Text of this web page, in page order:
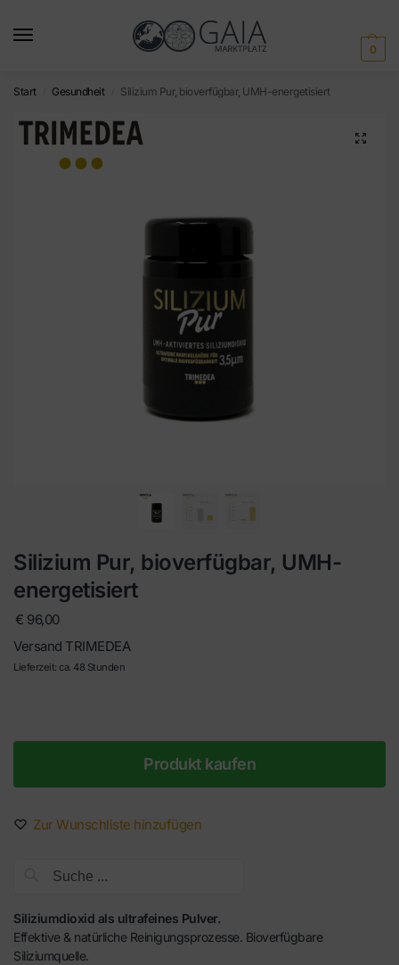
0
Start Gesundheit Silizium Pur, bioverfügbar, UMH-energetisiert
Silizium Pur, bioverfügbar, UMH-
energetisiert
€ 96,00
Versand TRIMEDEA
Lieferzeit: ca. 48 Stunden
Produkt kaufen
Zur Wunschliste hinzufügen
Siliziumdioxid als ultrafeines Pulver.
Effektive & natürliche Reinigungsprozesse. Bioverfügbare
Siliziumquelle.